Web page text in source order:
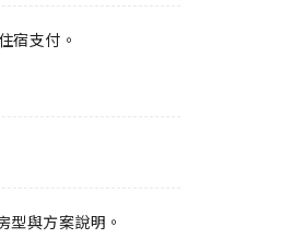
宿支付。
與方案說明。